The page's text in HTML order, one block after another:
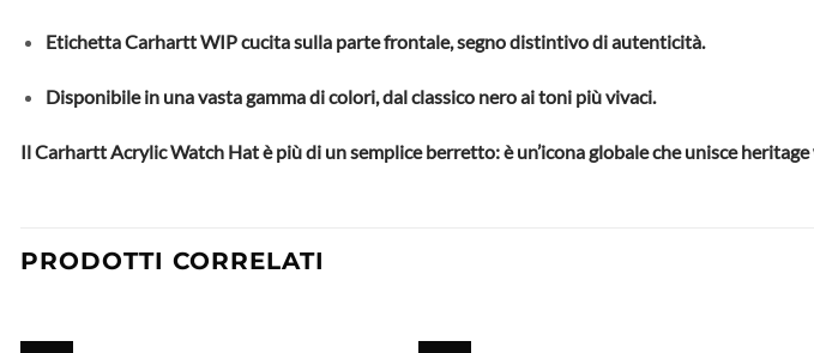
Etichetta Carhartt WIP cucita sulla parte frontale, segno distintivo di autenticità.
Disponibile in una vasta gamma di colori, dal classico nero ai toni più vivaci.
Il Carhartt Acrylic Watch Hat è più di un semplice berretto: è un’icona globale che unisce
PRODOTTI CORRELATI